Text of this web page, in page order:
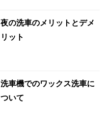
夜の洗車のメリットとデメ
リット
洗車機でのワックス洗車に
ついて